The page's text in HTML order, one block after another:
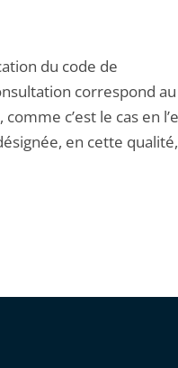
du code de
correspond
c’est le cas en
en cette qualité,